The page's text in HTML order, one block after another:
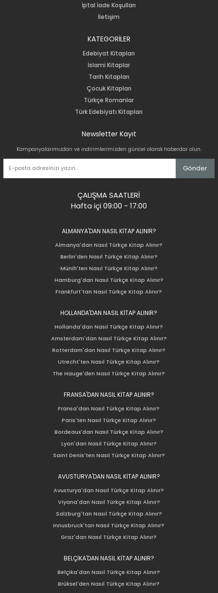
İptal İade Koşulları
İletişim
KATEGORİLER
Edebiyat Kitapları
İslami Kitaplar
Tarih Kitapları
Çocuk Kitapları
Türkçe Romanlar
Türk Edebiyatı Kitapları
Newsletter Kayıt
Kampanyalarımızdan ve indirimlerimizden güncel olarak haberdar olun.
Gönder
ÇALIŞMA SAATLERİ
Hafta içi 09:00 - 17:00
ALMANYA'DAN NASIL KİTAP ALINIR?
Almanya'dan Nasıl Türkçe Kitap Alınır?
Berlin'den Nasıl Türkçe Kitap Alınır?
Münih'ten Nasıl Türkçe Kitap Alınır?
Hamburg'dan Nasıl Türkçe Kitap Alınır?
Frankfurt'tan Nasıl Türkçe Kitap Alınır?
HOLLANDA'DAN NASIL KİTAP ALINIR?
Hollanda'dan Nasıl Türkçe Kitap Alınır?
Amsterdam'dan Nasıl Türkçe Kitap Alınır?
Rotterdam'dan Nasıl Türkçe Kitap Alınır?
Utrecht'ten Nasıl Türkçe Kitap Alınır?
The Hauge'den Nasıl Türkçe Kitap Alınır?
FRANSA'DAN NASIL KİTAP ALINIR?
Fransa'dan Nasıl Türkçe Kitap Alınır?
Paris'ten Nasıl Türkçe Kitap Alınır?
Bordeaux'dan Nasıl Türkçe Kitap Alınır?
Lyon'dan Nasıl Türkçe Kitap Alınır?
Saint Denis'ten Nasıl Türkçe Kitap Alınır?
AVUSTURYA'DAN NASIL KİTAP ALINIR?
Avusturya'dan Nasıl Türkçe Kitap Alınır?
Viyana'dan Nasıl Türkçe Kitap Alınır?
Salzburg'tan Nasıl Türkçe Kitap Alınır?
Innusbruck'tan Nasıl Türkçe Kitap Alınır?
Graz'dan Nasıl Türkçe Kitap Alınır?
BELÇİKA'DAN NASIL KİTAP ALINIR?
Belçika'dan Nasıl Türkçe Kitap Alınır?
Brüksel'den Nasıl Türkçe Kitap Alınır?